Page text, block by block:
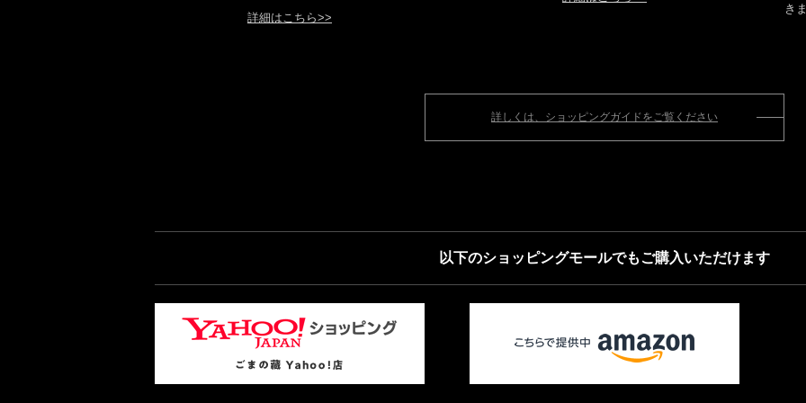
詳細はこちら>>
き
詳しくは、ショッピングガイドをご覧ください
以下のショッピングモールでもご購入いただけます